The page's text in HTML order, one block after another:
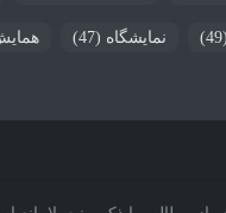
(49) نمایشگاه (47)